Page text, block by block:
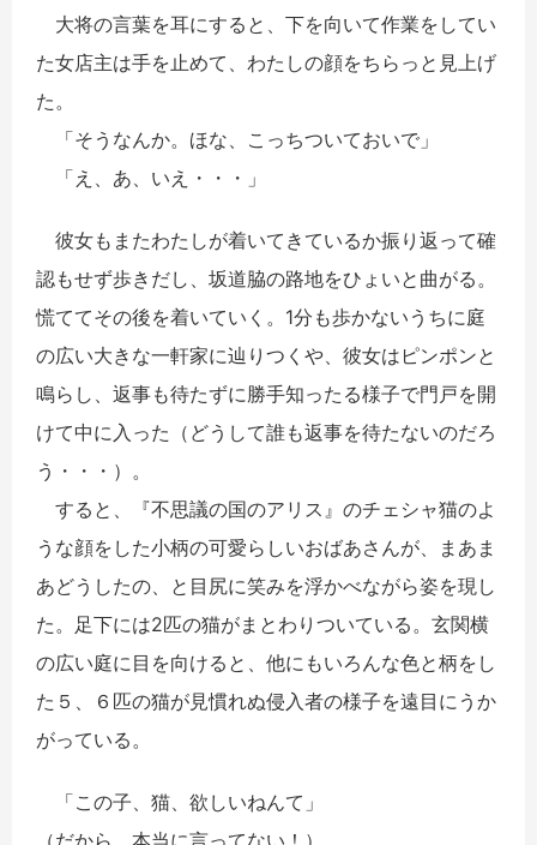
大将の言葉を耳にすると、下を向いて作業をしてい
た女店主は手を止めて、わたしの顔をちらっと見上げ
た。
「そうなんか。ほな、こっちついておいで」
「え、あ、いえ・・・」
彼女もまたわたしが着いてきているか振り返って確
認もせず歩きだし 、坂道脇の路地をひょいと曲がる。
慌ててその後を着いていく。1分も歩かないうちに庭
の広い大きな一軒家に辿りつくや、彼女はピンポンと
鳴らし、返事も待たずに勝手知ったる様子で門戸を開
けて中に入った（どうして誰も返事を待たないのだろ
う・・・）。
すると、『不思議の国のアリス』のチェシャ猫のよ
うな顔をした小柄の可愛らしいおばあさんが、まあま
あどうしたの、と目尻に笑みを浮かべながら姿を現し
た。足下には2匹の猫がまとわりついている。玄関横
の広い庭に目を向けると、他にもいろんな色と柄をし
た５、６匹の猫が見慣れぬ侵入者の様子を遠目にうか
がっている。
「この子、猫、欲しいねんて」